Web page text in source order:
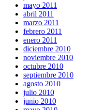
mayo 2011
abril 2011
marzo 2011
febrero 2011
enero 2011
diciembre 2010
noviembre 2010
octubre 2010
septiembre 2010
agosto 2010
julio 2010
junio 2010